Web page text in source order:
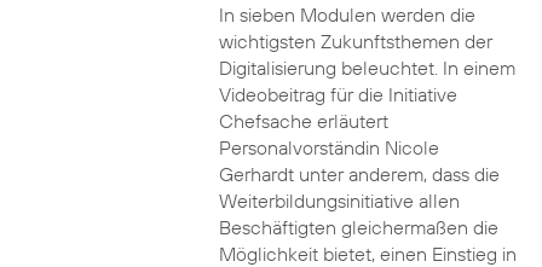
In sieben Modulen werden die
wichtigsten Zukunftsthemen der
Digitalisierung beleuchtet. In einem
Videobeitrag für die Initiative
Chefsache erläutert
Personalvorständin Nicole
Gerhardt unter anderem, dass die
Weiterbildungsinitiative allen
Beschäftigten gleichermaßen die
Möglichkeit bietet, einen Einstieg in